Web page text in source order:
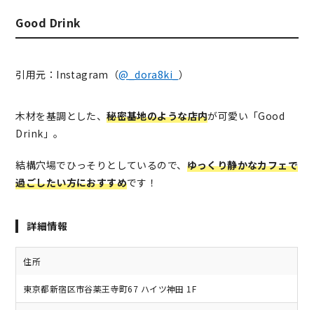
Good Drink
引用元：Instagram（@_dora8ki_ ）
木材を基調とした、秘密基地のような店内が可愛い「Good
Drink」。
結構穴場でひっそりとしているので、 ゆっくり静かなカフェで
過ごしたい方におすすめです！
詳細情報
住所
東京都新宿区市谷薬王寺町67 ハイツ神田 1F